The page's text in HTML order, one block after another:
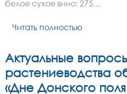
белое сухое вино: 275…
Читать полностью
Актуальные
растениеводства
«Дне Донского